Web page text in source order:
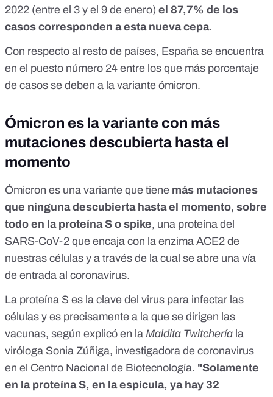
2022 (entre el 3 y el 9 de enero) el 87,7% de los
casos corresponden a esta nueva cepa.
Con respecto al resto de países, España se encuentra
en el puesto número 24 entre los que más porcentaje
de casos se deben a la variante ómicron.
Ómicron es la variante con más
mutaciones descubierta hasta el
momento
Ómicron es una variante que tiene más mutaciones
que ninguna descubierta hasta el momento, sobre
todo en la proteína S o spike, una proteína del
SARS-CoV-2 que encaja con la enzima ACE2 de
nuestras células y a través de la cual se abre una vía
de entrada al coronavirus.
La proteína S es la clave del virus para infectar las
células y es precisamente a la que se dirigen las
vacunas, según explicó en la Maldita Twitchería la
viróloga Sonia Zúñiga, investigadora de coronavirus
en el Centro Nacional de Biotecnología. "Solamente
en la proteína S, en la espícula, ya hay 32